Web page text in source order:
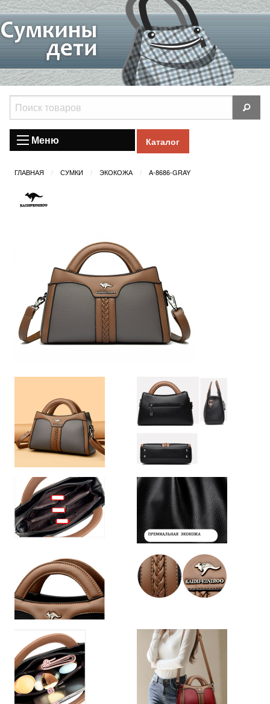
Меню Каталог
ГЛАВНАЯ СУМКИ ЭКОКОЖА A-8686-GRAY